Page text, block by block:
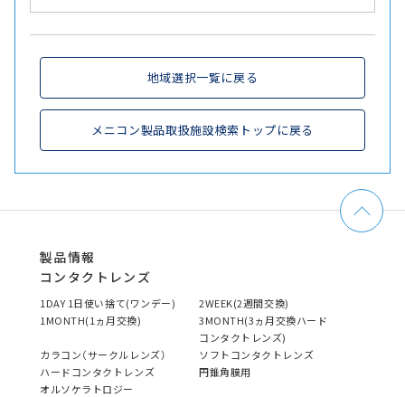
地域選択一覧に戻る
メニコン製品取扱施設検索トップに戻る
製品情報
コンタクトレンズ
1DAY 1日使い捨て(ワンデー)
2WEEK(2週間交換)
1MONTH(1ヵ月交換)
3MONTH(3ヵ月交換ハード
コンタクトレンズ)
カラコン（サークルレンズ）
ソフトコンタクトレンズ
ハードコンタクトレンズ
円錐角膜用
オルソケラトロジー